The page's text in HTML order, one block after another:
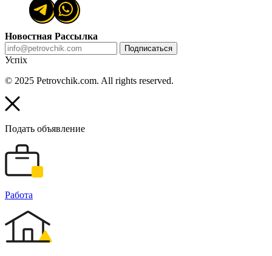
Новостная Рассылка
Подписаться
Успіх
© 2025 Petrovchik.com. All rights reserved.
Подать объявление
Работа